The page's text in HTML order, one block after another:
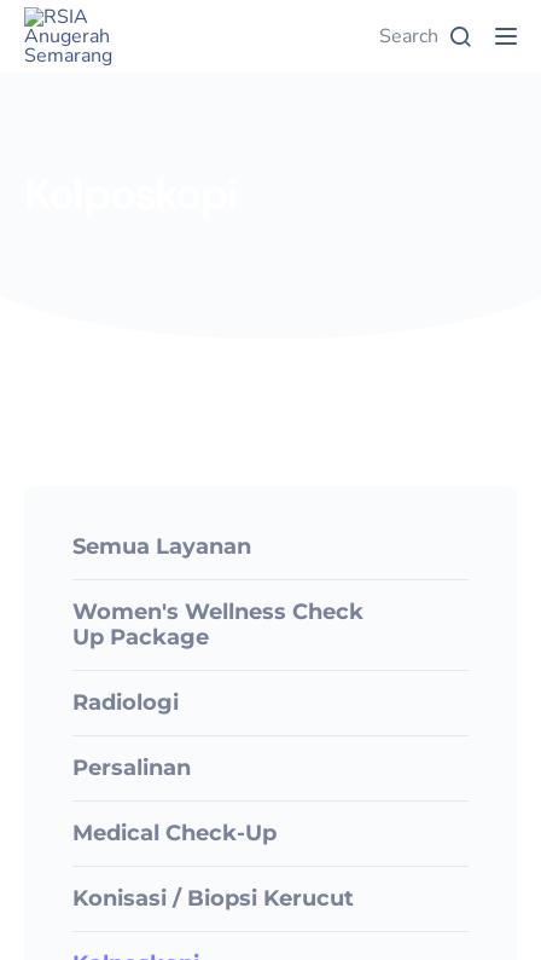
Search
Semua Layanan
Women's Wellness Check
Up Package
Radiologi
Persalinan
Medical Check-Up
Konisasi / Biopsi Kerucut